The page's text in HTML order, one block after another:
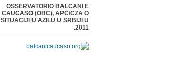
OSSERVATORIO BALCANI E
CAUCASO (OBC), APC/CZA O
SITUACIJI U AZILU U SRBIJI U
2011.